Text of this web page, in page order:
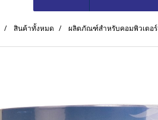
สินค้าทั้งหมด ผลิตภัณฑ์สำหรับคอมพิวเตอร์